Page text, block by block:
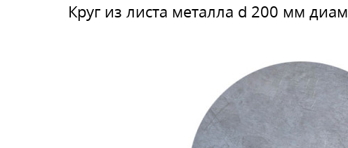
Круг из листа металла d 200 мм